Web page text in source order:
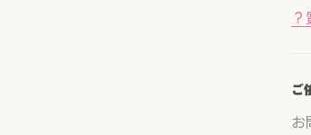
？
ご
お